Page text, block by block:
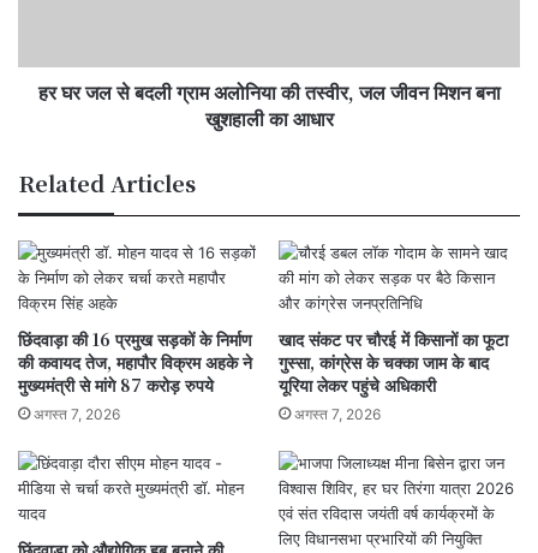
तस्वीर,
जल
खुशहाली
का
आधार
हर घर जल से बदली ग्राम अलोनिया की तस्वीर, जल जीवन मिशन बना
खुशहाली का आधार
Related Articles
छिंदवाड़ा की 16 प्रमुख सड़कों के निर्माण
की कवायद तेज, महापौर विक्रम अहके ने
मुख्यमंत्री से मांगे 87 करोड़ रुपये
अगस्त 7, 2026
खाद संकट पर चौरई में किसानों का फूटा
गुस्सा, कांग्रेस के चक्का जाम के बाद
यूरिया लेकर पहुंचे अधिकारी
अगस्त 7, 2026